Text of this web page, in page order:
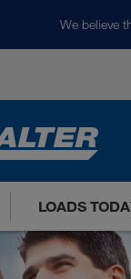
We believe
LOADS